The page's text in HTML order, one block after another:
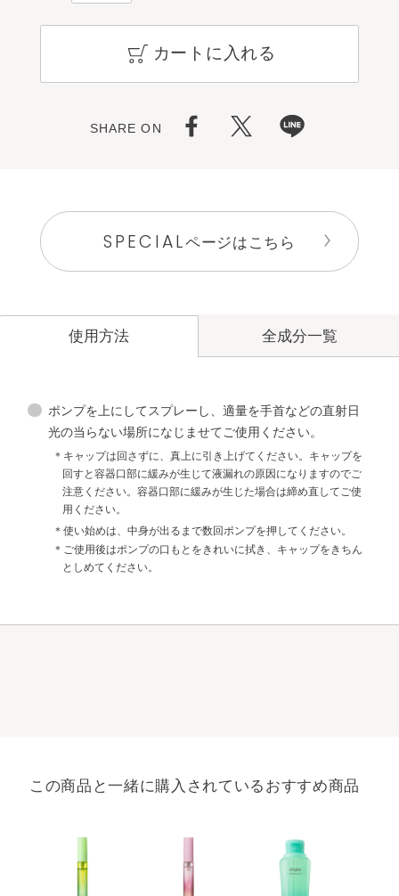
カートに入れる
SHARE ON
SPECIALページはこちら
使用方法
ポンプを上にしてスプレーし、適量を手首などの直射日
光の当らない場所になじませてご使用ください。
キャップは回さずに、真上に引き上げてください。キャップを
回すと容器口部に緩みが生じて液漏れの原因になりますのでご
注意ください。容器口部に緩みが生じた場合は締め直してご使
用ください。
使い始めは、中身が出るまで数回ポンプを押してください。
ご使用後はポンプの口もとをきれいに拭き、キャップをきちん
としめてください。
全成分一覧
この商品と一緒に購入されているおすすめ商品